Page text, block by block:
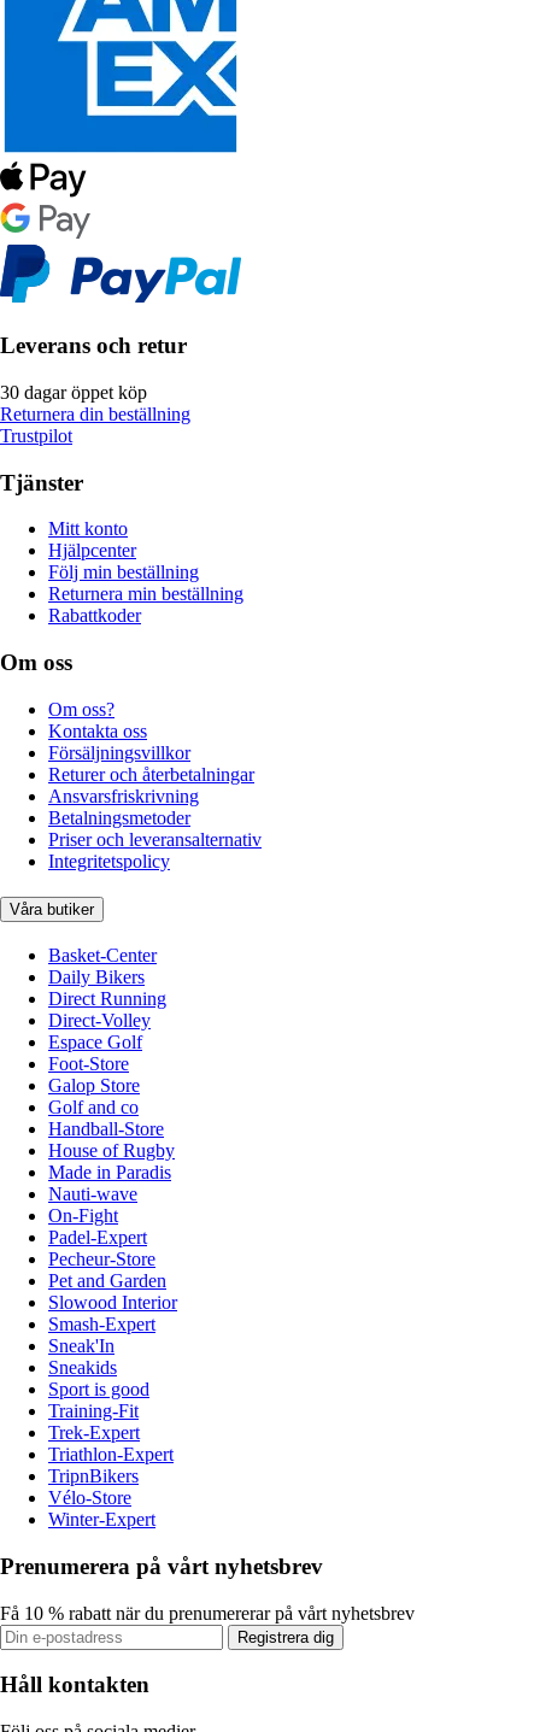
Leverans och retur
30 dagar öppet köp
Returnera din beställning
Trustpilot
Tjänster
Mitt konto
Hjälpcenter
Följ min beställning
Returnera min beställning
Rabattkoder
Om oss
Om oss?
Kontakta oss
Försäljningsvillkor
Returer och återbetalningar
Ansvarsfriskrivning
Betalningsmetoder
Priser och leveransalternativ
Integritetspolicy
Våra butiker
Basket-Center
Daily Bikers
Direct Running
Direct-Volley
Espace Golf
Foot-Store
Galop Store
Golf and co
Handball-Store
House of Rugby
Made in Paradis
Nauti-wave
On-Fight
Padel-Expert
Pecheur-Store
Pet and Garden
Slowood Interior
Smash-Expert
Sneak'In
Sneakids
Sport is good
Training-Fit
Trek-Expert
Triathlon-Expert
TripnBikers
Vélo-Store
Winter-Expert
Prenumerera på vårt nyhetsbrev
Få 10 % rabatt när du prenumererar på vårt nyhetsbrev
Registrera dig
Håll kontakten